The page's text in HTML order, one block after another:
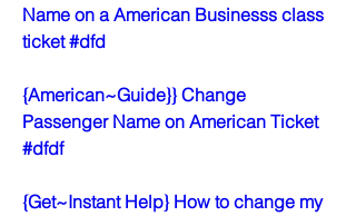
Name on a American Businesss class
ticket #dfd
{American~Guide}} Change
Passenger Name on American Ticket
#dfdf
{Get~Instant Help} How to change my